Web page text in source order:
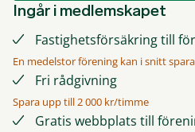
Ingår i medlemskapet
Fastighetsförsäkring till
En medelstor förening kan i snitt
Fri rådgivning
Spara upp till 2 000 kr/timme
Gratis webbplats till